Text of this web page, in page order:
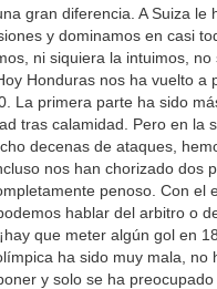
gran diferencia. A Suiza le
y dominamos en casi
ni siquiera la intuimos,
Honduras nos ha vuelto a
La primera parte ha sido
tras calamidad. Pero en la
decenas de ataques,
nos han chorizado dos
penoso. Con el
hablar del arbitro o
que meter algún gol en
ha sido muy mala, no
y solo se ha